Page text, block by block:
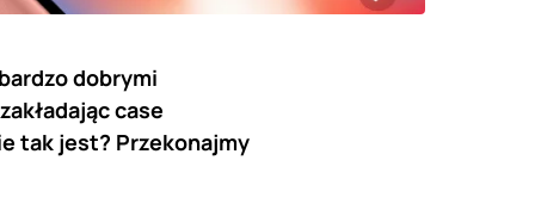
dobrymi
case
tak jest? Przekonajmy